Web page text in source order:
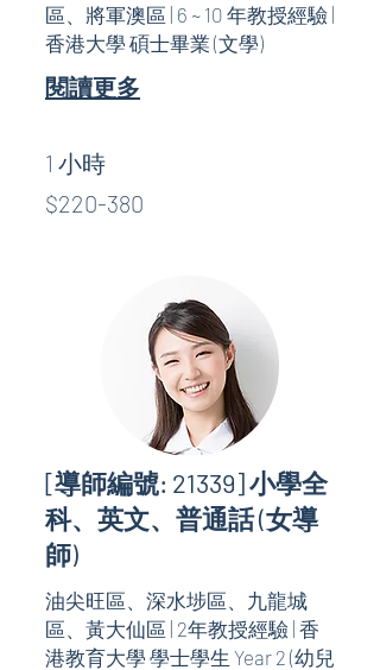
區、將軍澳區 | 6 ~ 10 年教授經驗 |
香港大學 碩士畢業 (文學)
閱讀更多
1 小時
380
$220-380
[導師編號: 21339] 小學全
科、英文、普通話 (女導
師)
油尖旺區、深水埗區、九龍城
區、黃大仙區 | 2年教授經驗 | 香
港教育大學 學士學生 Year 2 (幼兒